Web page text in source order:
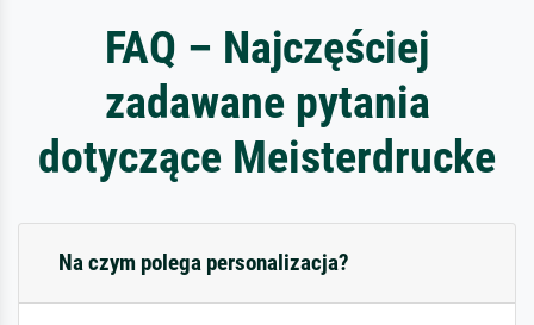
FAQ – Najczęściej
zadawane pytania
dotyczące Meisterdrucke
Na czym polega personalizacja?